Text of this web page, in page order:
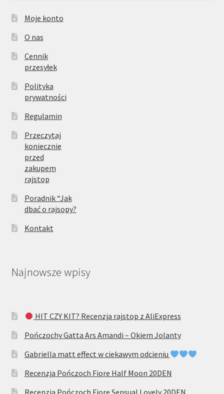
Moje konto
O nas
Cennik
przesyłek
Polityka
prywatności
Regulamin
Przeczytaj
koniecznie
przed
zakupem
rajstop
Poradnik “Jak
dbać o rajsopy?
Kontakt
Najnowsze wpisy
HIT CZY KIT? Recenzja rajstop z AliExpress
Pończochy Gatta Ars Amandi – Okiem Jolanty
Gabriella matt effect w ciekawym odcieniu
Recenzja Pończoch Fiore Half Moon 20DEN